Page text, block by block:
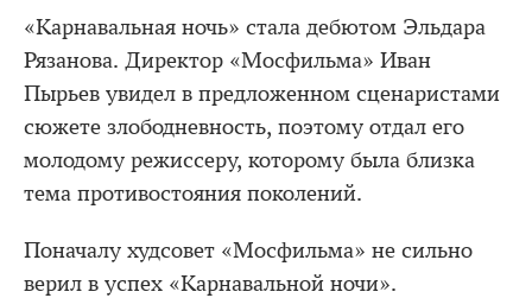
«Карнавальная ночь» стала дебютом Эльдара
Рязанова. Директор «Мосфильма» Иван
Пырьев увидел в предложенном сценаристами
сюжете злободневность, поэтому отдал его
молодому режиссеру, которому была близка
тема противостояния поколений.
Поначалу худсовет «Мосфильма» не сильно
верил в успех «Карнавальной ночи».